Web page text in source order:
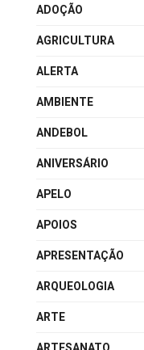
ADOÇÃO
AGRICULTURA
ALERTA
AMBIENTE
ANDEBOL
ANIVERSÁRIO
APELO
APOIOS
APRESENTAÇÃO
ARQUEOLOGIA
ARTE